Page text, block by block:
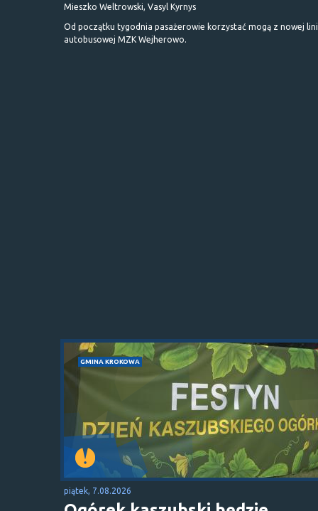
Mieszko Weltrowski, Vasyl Kyrnys
Od początku tygodnia pasażerowie korzystać mogą z nowej
autobusowej MZK Wejherowo.
GMINA KROKOWA
piątek, 7.08.2026